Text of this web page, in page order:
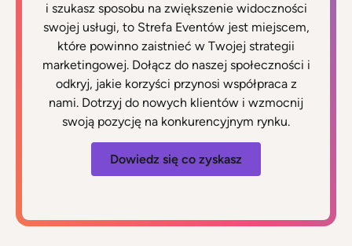
i szukasz sposobu na zwiększenie widoczności
swojej usługi, to Strefa Eventów jest miejscem,
które powinno zaistnieć w Twojej strategii
marketingowej. Dołącz do naszej społeczności i
odkryj, jakie korzyści przynosi współpraca z
nami. Dotrzyj do nowych klientów i wzmocnij
swoją pozycję na konkurencyjnym rynku.
Dowiedz się co zyskasz